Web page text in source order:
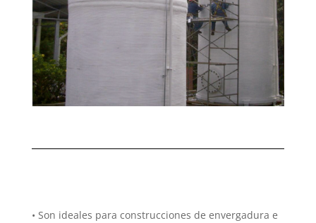
• Son ideales para construcciones de envergadura e